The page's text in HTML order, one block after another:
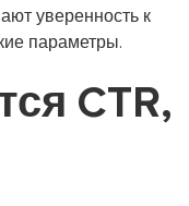
уверенность к
параметры.
CTR,